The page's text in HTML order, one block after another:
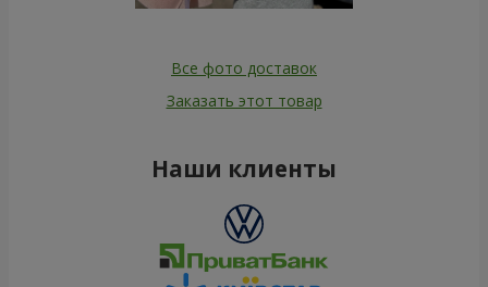
Все фото доставок
Заказать этот товар
Наши клиенты